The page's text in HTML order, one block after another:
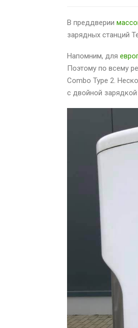
В преддверии
зарядных станций
Напомним, для
Поэтому по всему
Combo Type 2.
с двойной